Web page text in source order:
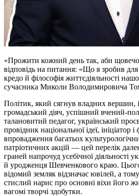
«Прожити кожний день так, аби
відповідь на питання: «Що я зробив
кредо й філософія життєдіяльності
сучасника Миколи Володимировича
Політик, який сягнув владних вершин,
громадський діяч, успішний вчений-
талановитий педагог, український
провідник національної ідеї, ініціатор
впровадження багатьох
патріотичних акцій — цей перелік
граней напрочуд усебічної діяльності
й уродженця Шевченкового краю.
відомий земляк відзначає ювілей, а
стислий нарис про основні віхи його
вагомі творчі здобутки.